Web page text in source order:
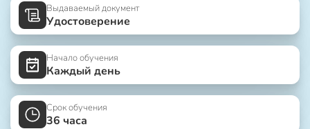
Выдаваемый документ
Удостоверение
Начало обучения
Каждый день
Срок обучения
36 часа